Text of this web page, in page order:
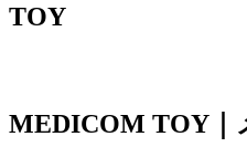
TOY
MEDICOM TOY｜